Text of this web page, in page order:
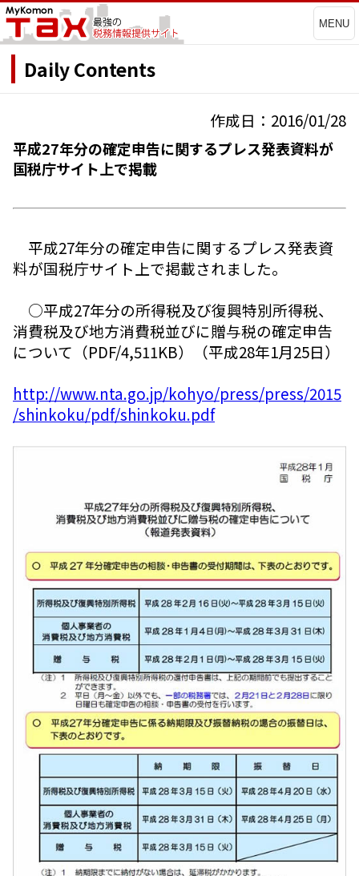
MENU
Daily Contents
作成日：2016/01/28
平成27年分の確定申告に関するプレス発表資料が
国税庁サイト上で掲載
平成27年分の確定申告に関するプレス発表資
料が国税庁サイト上で掲載されました。
○平成27年分の所得税及び復興特別所得税、
消費税及び地方消費税並びに贈与税の確定申告
について（PDF/4,511KB）（平成28年1月25日）
http://www.nta.go.jp/kohyo/press/press/2015
/shinkoku/pdf/shinkoku.pdf